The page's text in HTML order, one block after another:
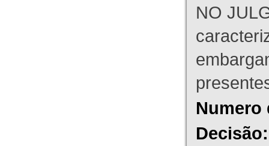
NO
Numero
Decisão: